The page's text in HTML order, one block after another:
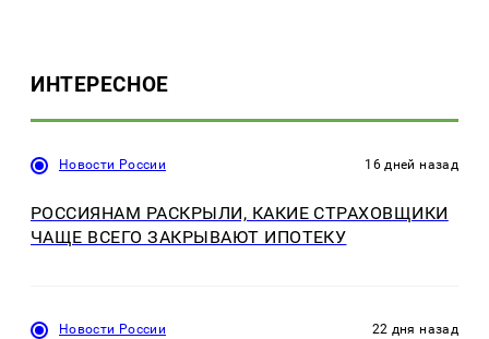
ИНТЕРЕСНОЕ
Новости России 16 дней назад
РОССИЯНАМ РАСКРЫЛИ, КАКИЕ СТРАХОВЩИКИ
ЧАЩЕ ВСЕГО ЗАКРЫВАЮТ ИПОТЕКУ
Новости России 22 дня назад